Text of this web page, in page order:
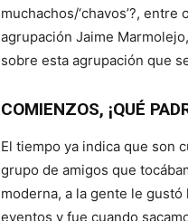
muchachos/‘chavos’?,
agrupación Jaime
sobre esta agrupación que
COMIENZOS, ¡QUÉ
El tiempo ya indica que son
grupo de amigos que
moderna, a la gente le
eventos y fue cuando